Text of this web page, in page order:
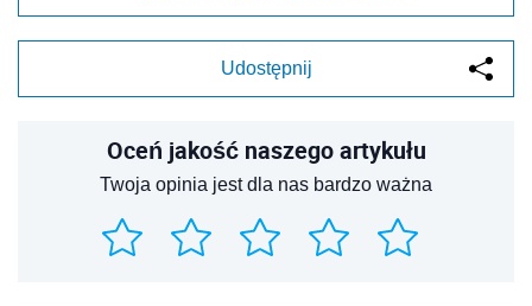
Udostępnij
Oceń jakość naszego artykułu
Twoja opinia jest dla nas bardzo ważna